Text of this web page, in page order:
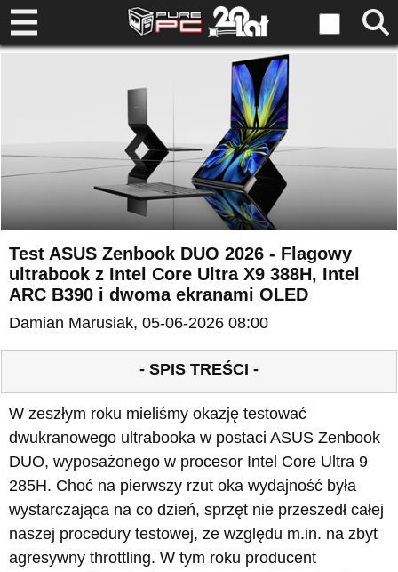
Test ASUS Zenbook DUO 2026 - Flagowy
ultrabook z Intel Core Ultra X9 388H, Intel
ARC B390 i dwoma ekranami OLED
Damian Marusiak, 05-06-2026 08:00
- SPIS TREŚCI -
W zeszłym roku mieliśmy okazję testować
dwukranowego ultrabooka w postaci ASUS Zenbook
DUO, wyposażonego w procesor Intel Core Ultra 9
285H. Choć na pierwszy rzut oka wydajność była
wystarczająca na co dzień, sprzęt nie przeszedł całej
naszej procedury testowej, ze względu m.in. na zbyt
agresywny throttling. W tym roku producent